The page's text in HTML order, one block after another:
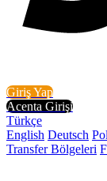
Giriş Yap
Acenta Girişi
Türkçe
English Deutsch
Transfer Bölgeleri